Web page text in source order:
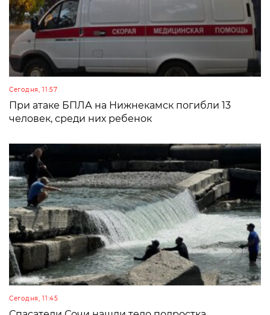
Сегодня, 11:57
При атаке БПЛА на Нижнекамск погибли 13
человек, среди них ребенок
Сегодня, 11:45